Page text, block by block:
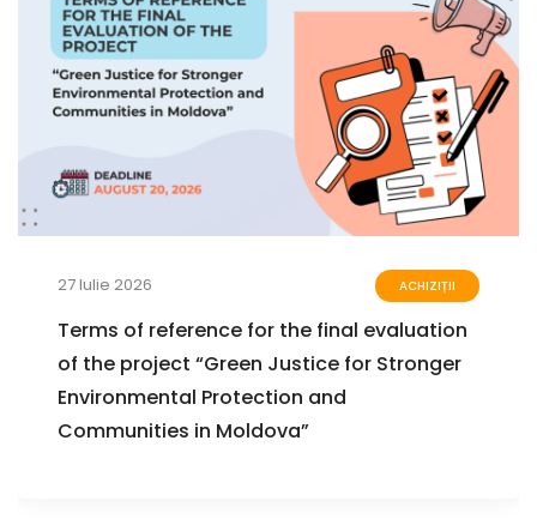
27 Iulie 2026 ACHIZIȚII
Terms of reference for the final evaluation
of the project “Green Justice for Stronger
Environmental Protection and
Communities in Moldova”